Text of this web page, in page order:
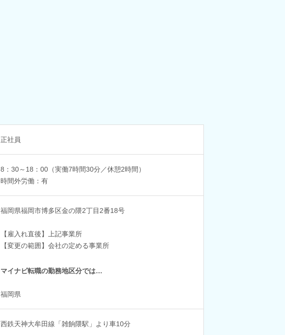
正社員
8：30～18：00（実働7時間30分／休憩2時間）
時間外労働：有
福岡県福岡市博多区金の隈2丁目2番18号
【雇入れ直後】上記事業所
【変更の範囲】会社の定める事業所
マイナビ転職の勤務地区分では…
福岡県
西鉄天神大牟田線「雑餉隈駅」より車10分